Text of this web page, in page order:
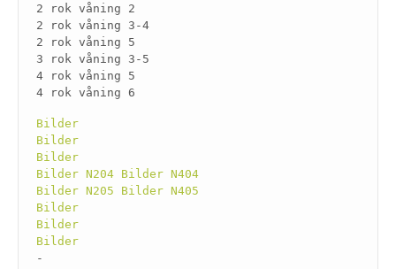
2 rok våning 2
2 rok våning 3-4
2 rok våning 5
3 rok våning 3-5
4 rok våning 5
4 rok våning 6
Bilder
Bilder
Bilder
Bilder N204 Bilder N404
Bilder N205
Bilder N405
Bilder
Bilder
Bilder
-